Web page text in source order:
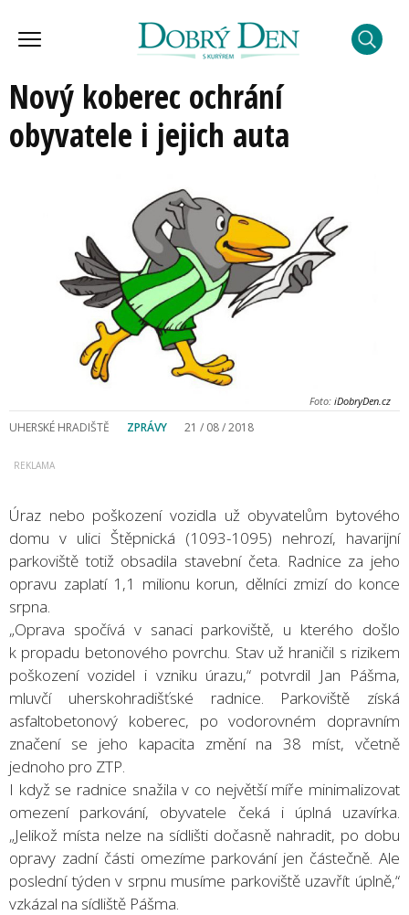
Nový koberec ochrání
obyvatele i jejich auta
Foto: iDobryDen.cz
UHERSKÉ HRADIŠTĚ ZPRÁVY 21 / 08 / 2018
Úraz nebo poškození vozidla už obyvatelům bytového
domu v ulici Štěpnická (1093-1095) nehrozí, havarijní
parkoviště totiž obsadila stavební četa. Radnice za jeho
opravu zaplatí 1,1 milionu korun, dělníci zmizí do konce
srpna.
„Oprava spočívá v sanaci parkoviště, u kterého došlo
k propadu betonového povrchu. Stav už hraničil s rizikem
poškození vozidel i vzniku úrazu,“ potvrdil Jan Pášma,
mluvčí uherskohradišťské radnice. Parkoviště získá
asfaltobetonový koberec, po vodorovném dopravním
značení se jeho kapacita změní na 38 míst, včetně
jednoho pro ZTP.
I když se radnice snažila v co největší míře minimalizovat
omezení parkování, obyvatele čeká i úplná uzavírka.
„Jelikož místa nelze na sídlišti dočasně nahradit, po dobu
opravy zadní části omezíme parkování jen částečně. Ale
poslední týden v srpnu musíme parkoviště uzavřít úplně,“
vzkázal na sídliště Pášma.